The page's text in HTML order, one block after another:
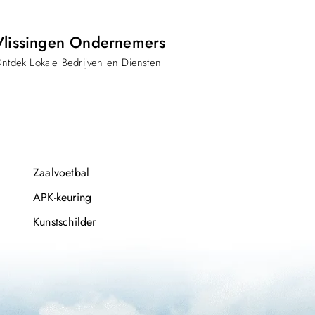
Ondernemers
Lokale Bedrijven en Diensten
Zaalvoetbal
APK-keuring
Kunstschilder